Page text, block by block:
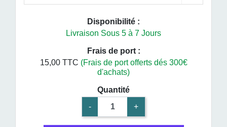
Disponibilité :
Livraison Sous 5 à 7 Jours
Frais de port :
15,00 TTC (Frais de port offerts dés 300€
d'achats)
Quantité
-
+